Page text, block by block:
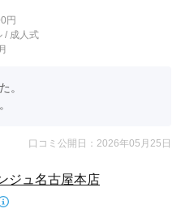
円
/ 成人式
。
口コミ公開日：2026年05月25日
ジュ名古屋本店